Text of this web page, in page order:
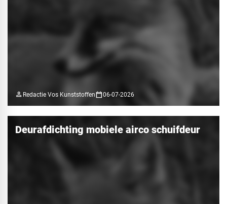
person Redactie Vos Kunststoffencalendar_today06-07-2026
Deurafdichting mobiele airco schuifdeur